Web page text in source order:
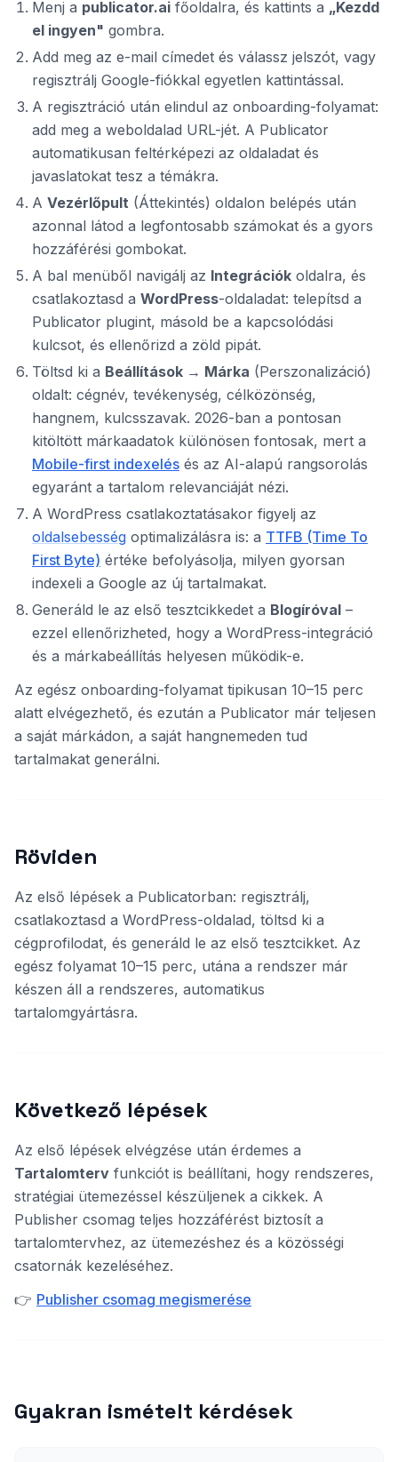
Menj a publicator.ai főoldalra, és kattints a „Kezdd
el ingyen" gombra.
Add meg az e-mail címedet és válassz jelszót, vagy
regisztrálj Google-fiókkal egyetlen kattintással.
A regisztráció után elindul az onboarding-folyamat:
add meg a weboldalad URL-jét. A Publicator
automatikusan feltérképezi az oldaladat és
javaslatokat tesz a témákra.
A Vezérlőpult (Áttekintés) oldalon belépés után
azonnal látod a legfontosabb számokat és a gyors
hozzáférési gombokat.
A bal menüből navigálj az Integrációk oldalra, és
csatlakoztasd a WordPress-oldaladat: telepítsd a
Publicator plugint, másold be a kapcsolódási
kulcsot, és ellenőrizd a zöld pipát.
Töltsd ki a Beállítások → Márka (Perszonalizáció)
oldalt: cégnév, tevékenység, célközönség,
hangnem, kulcsszavak. 2026-ban a pontosan
kitöltött márkaadatok különösen fontosak, mert a
Mobile-first indexelés és az AI-alapú rangsorolás
egyaránt a tartalom relevanciáját nézi.
A WordPress csatlakoztatásakor figyelj az
oldalsebesség optimalizálásra is: a TTFB (Time To
First Byte) értéke befolyásolja, milyen gyorsan
indexeli a Google az új tartalmakat.
Generáld le az első tesztcikkedet a Blogíróval –
ezzel ellenőrizheted, hogy a WordPress-integráció
és a márkabeállítás helyesen működik-e.
Az egész onboarding-folyamat tipikusan 10–15 perc
alatt elvégezhető, és ezután a Publicator már teljesen
a saját márkádon, a saját hangnemeden tud
tartalmakat generálni.
Röviden
Az első lépések a Publicatorban: regisztrálj,
csatlakoztasd a WordPress-oldalad, töltsd ki a
cégprofilodat, és generáld le az első tesztcikket. Az
egész folyamat 10–15 perc, utána a rendszer már
készen áll a rendszeres, automatikus
tartalomgyártásra.
Következő lépések
Az első lépések elvégzése után érdemes a
Tartalomterv funkciót is beállítani, hogy rendszeres,
stratégiai ütemezéssel készüljenek a cikkek. A
Publisher csomag teljes hozzáférést biztosít a
tartalomtervhez, az ütemezéshez és a közösségi
csatornák kezeléséhez.
👉 Publisher csomag megismerése
Gyakran ismételt kérdések